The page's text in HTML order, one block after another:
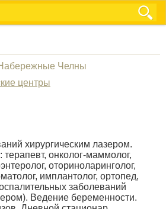
Челны
центры
хирургическим лазером.
онколог-маммолог,
оториноларинголог,
имплантолог, ортопед,
заболеваний
Ведение беременности.